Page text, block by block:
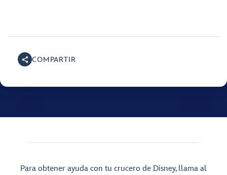
COMPARTIR
Para obtener ayuda con tu crucero de Disney, llama al